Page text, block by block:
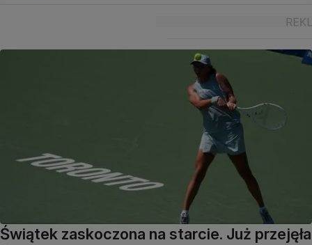
Świątek zaskoczona na starcie. Już przejęła